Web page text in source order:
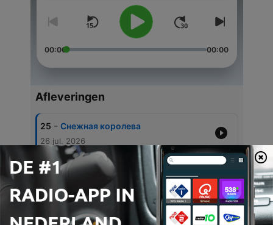
00:00 00:00
Afleveringen
25 - Снежная королева
26 jul. 2026
24 - Холм лесных духов.
23 - Штопальная игла
06 jul. 2026